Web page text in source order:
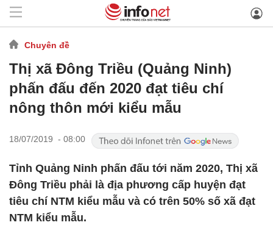
Chuyên đề
Thị xã Đông Triều (Quảng Ninh)
phấn đấu đến 2020 đạt tiêu chí
nông thôn mới kiểu mẫu
18/07/2019 - 08:00
Tỉnh Quảng Ninh phấn đấu tới năm 2020, Thị xã
Đông Triều phải là địa phương cấp huyện đạt
tiêu chí NTM kiểu mẫu và có trên 50% số xã đạt
NTM kiểu mẫu.